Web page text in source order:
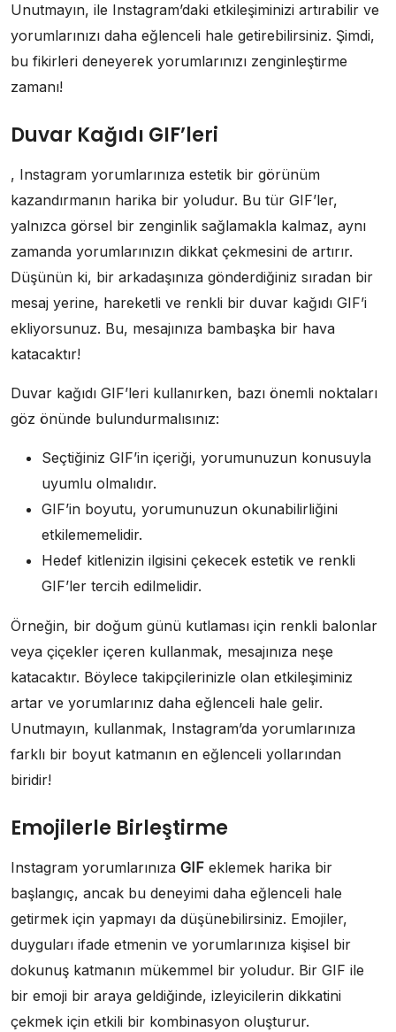
Unutmayın, ile Instagram’daki etkileşiminizi artırabilir ve
yorumlarınızı daha eğlenceli hale getirebilirsiniz. Şimdi,
bu fikirleri deneyerek yorumlarınızı zenginleştirme
zamanı!
Duvar Kağıdı GIF’leri
, Instagram yorumlarınıza estetik bir görünüm
kazandırmanın harika bir yoludur. Bu tür GIF’ler,
yalnızca görsel bir zenginlik sağlamakla kalmaz, aynı
zamanda yorumlarınızın dikkat çekmesini de artırır.
Düşünün ki, bir arkadaşınıza gönderdiğiniz sıradan bir
mesaj yerine, hareketli ve renkli bir duvar kağıdı GIF’i
ekliyorsunuz. Bu, mesajınıza bambaşka bir hava
katacaktır!
Duvar kağıdı GIF’leri kullanırken, bazı önemli noktaları
göz önünde bulundurmalısınız:
Seçtiğiniz GIF’in içeriği, yorumunuzun konusuyla
uyumlu olmalıdır.
GIF’in boyutu, yorumunuzun okunabilirliğini
etkilememelidir.
Hedef kitlenizin ilgisini çekecek estetik ve renkli
GIF’ler tercih edilmelidir.
Örneğin, bir doğum günü kutlaması için renkli balonlar
veya çiçekler içeren kullanmak, mesajınıza neşe
katacaktır. Böylece takipçilerinizle olan etkileşiminiz
artar ve yorumlarınız daha eğlenceli hale gelir.
Unutmayın, kullanmak, Instagram’da yorumlarınıza
farklı bir boyut katmanın en eğlenceli yollarından
biridir!
Emojilerle Birleştirme
Instagram yorumlarınıza GIF eklemek harika bir
başlangıç, ancak bu deneyimi daha eğlenceli hale
getirmek için yapmayı da düşünebilirsiniz. Emojiler,
duyguları ifade etmenin ve yorumlarınıza kişisel bir
dokunuş katmanın mükemmel bir yoludur. Bir GIF ile
bir emoji bir araya geldiğinde, izleyicilerin dikkatini
çekmek için etkili bir kombinasyon oluşturur.